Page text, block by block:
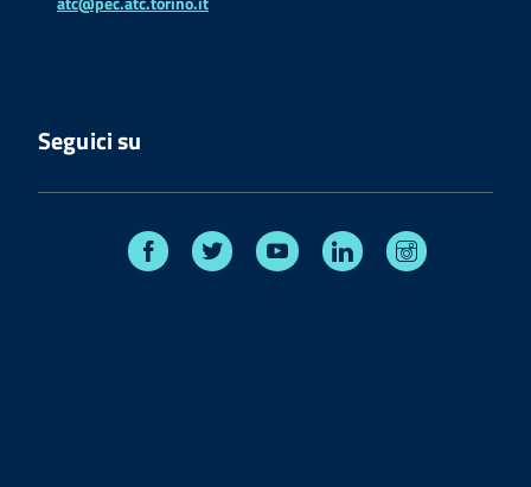
Seguici su
Facebook Twitter Youtube Linkedin